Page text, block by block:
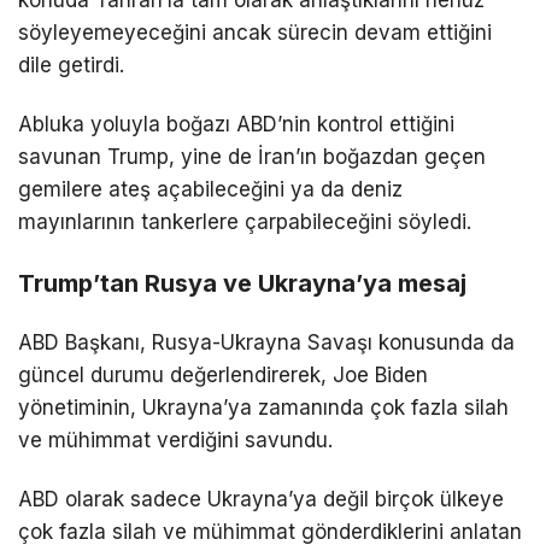
söyleyemeyeceğini ancak sürecin devam ettiğini
dile getirdi.
Abluka yoluyla boğazı ABD’nin kontrol ettiğini
savunan Trump, yine de İran’ın boğazdan geçen
gemilere ateş açabileceğini ya da deniz
mayınlarının tankerlere çarpabileceğini söyledi.
Trump’tan Rusya ve Ukrayna’ya mesaj
ABD Başkanı, Rusya-Ukrayna Savaşı konusunda da
güncel durumu değerlendirerek, Joe Biden
yönetiminin, Ukrayna’ya zamanında çok fazla silah
ve mühimmat verdiğini savundu.
ABD olarak sadece Ukrayna’ya değil birçok ülkeye
çok fazla silah ve mühimmat gönderdiklerini anlatan